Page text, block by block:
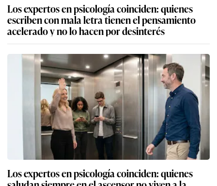
Los expertos en psicología coinciden: quienes
escriben con mala letra tienen el pensamiento
acelerado y no lo hacen por desinterés
Los expertos en psicología coinciden: quienes